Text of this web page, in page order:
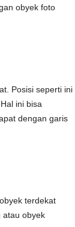
obyek foto
Posisi seperti ini
ini bisa
dengan garis
terdekat
atau obyek